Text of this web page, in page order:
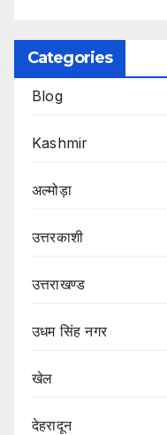
Categories
Blog
Kashmir
अल्मोड़ा
उत्तरकाशी
उत्तराखण्ड
उधम सिंह नगर
खेल
देहरादून